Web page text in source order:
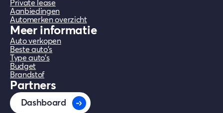
Private lease
Aanbiedingen
Automerken overzicht
Meer informatie
Auto verkopen
Beste auto's
Type auto's
Budget
Brandstof
Partners
Dashboard